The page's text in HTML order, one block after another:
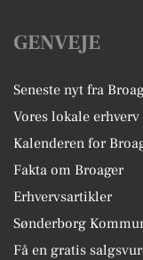
GENVEJE
Seneste nyt fra
Vores lokale erhverv
Kalenderen for
Fakta om Broager
Erhvervsartikler
Sønderborg
Få en gratis